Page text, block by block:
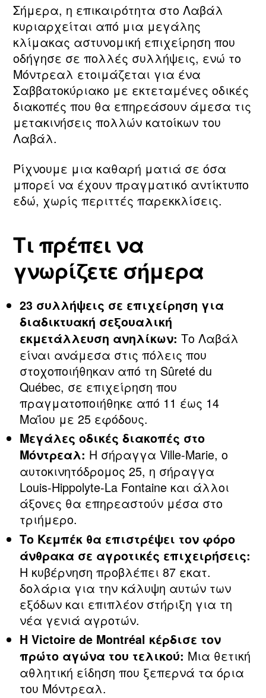
Σήμερα, η επικαιρότητα στο Λαβάλ
κυριαρχείται από μια μεγάλης
κλίμακας αστυνομική επιχείρηση που
οδήγησε σε πολλές συλλήψεις, ενώ το
Μόντρεαλ ετοιμάζεται για ένα
Σαββατοκύριακο με εκτεταμένες οδικές
διακοπές που θα επηρεάσουν άμεσα τις
μετακινήσεις πολλών κατοίκων του
Λαβάλ.
Ρίχνουμε μια καθαρή ματιά σε όσα
μπορεί να έχουν πραγματικό αντίκτυπο
εδώ, χωρίς περιττές παρεκκλίσεις.
Τι πρέπει να
γνωρίζετε σήμερα
23 συλλήψεις σε επιχείρηση για
διαδικτυακή σεξουαλική
εκμετάλλευση ανηλίκων: Το Λαβάλ
είναι ανάμεσα στις πόλεις που
στοχοποιήθηκαν από τη Sûreté du
Québec, σε επιχείρηση που
πραγματοποιήθηκε από 11 έως 14
Μαΐου με 25 εφόδους.
Μεγάλες οδικές διακοπές στο
Μόντρεαλ: Η σήραγγα Ville‑Marie, ο
αυτοκινητόδρομος 25, η σήραγγα
Louis‑Hippolyte‑La Fontaine και άλλοι
άξονες θα επηρεαστούν μέσα στο
τριήμερο.
Το Κεμπέκ θα επιστρέψει τον φόρο
άνθρακα σε αγροτικές επιχειρήσεις:
Η κυβέρνηση προβλέπει 87 εκατ.
δολάρια για την κάλυψη αυτών των
εξόδων και επιπλέον στήριξη για τη
νέα γενιά αγροτών.
Η Victoire de Montréal κέρδισε τον
πρώτο αγώνα του τελικού: Μια θετική
αθλητική είδηση που ξεπερνά τα όρια
του Μόντρεαλ.